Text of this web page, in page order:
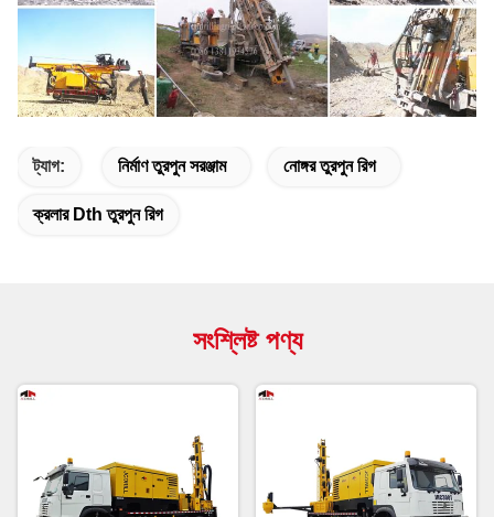
ট্যাগ: নির্মাণ তুরপুন সরঞ্জাম নোঙ্গর তুরপুন রিগ
ক্রলার Dth তুরপুন রিগ
সংশ্লিষ্ট পণ্য